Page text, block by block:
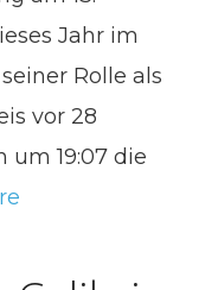
Jahr im
Rolle als
vor 28
19:07 die